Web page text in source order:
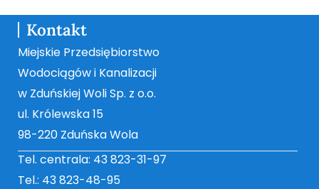
Kontakt
Miejskie Przedsiębiorstwo
Wodociągów i Kanalizacji
w Zduńskiej Woli Sp. z o.o.
ul. Królewska 15
98-220 Zduńska Wola
Tel. centrala: 43 823-31-97
Tel.: 43 823-48-95